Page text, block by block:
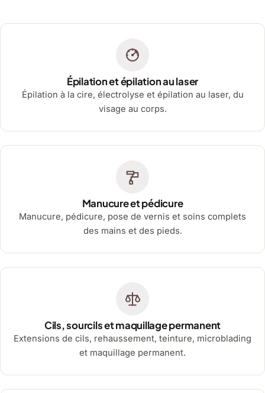
Épilation et épilation au laser
Épilation à la cire, électrolyse et épilation au laser, du
visage au corps.
Manucure et pédicure
Manucure, pédicure, pose de vernis et soins complets
des mains et des pieds.
Cils, sourcils et maquillage permanent
Extensions de cils, rehaussement, teinture, microblading
et maquillage permanent.